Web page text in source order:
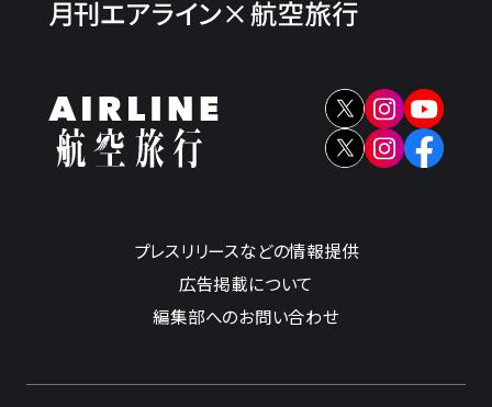
プレスリリースなどの情報提供
広告掲載について
編集部へのお問い合わせ